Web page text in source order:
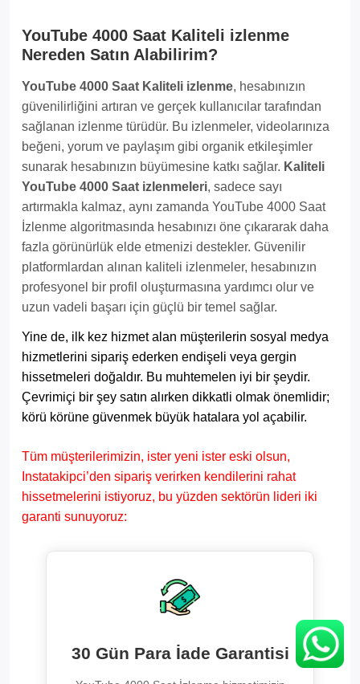
YouTube 4000 Saat Kaliteli izlenme
Nereden Satın Alabilirim?
YouTube 4000 Saat Kaliteli izlenme, hesabınızın
güvenilirliğini artıran ve gerçek kullanıcılar tarafından
sağlanan izlenme türüdür. Bu izlenmeler, videolarınıza
beğeni, yorum ve paylaşım gibi organik etkileşimler
sunarak hesabınızın büyümesine katkı sağlar. Kaliteli
YouTube 4000 Saat izlenmeleri, sadece sayı
artırmakla kalmaz, aynı zamanda YouTube 4000 Saat
İzlenme algoritmasında hesabınızı öne çıkararak daha
fazla görünürlük elde etmenizi destekler. Güvenilir
platformlardan alınan kaliteli izlenmeler, hesabınızın
profesyonel bir profil oluşturmasına yardımcı olur ve
uzun vadeli başarı için güçlü bir temel sağlar.
Yine de, ilk kez hizmet alan müşterilerin sosyal medya
hizmetlerini sipariş ederken endişeli veya gergin
hissetmeleri doğaldır. Bu muhtemelen iyi bir şeydir.
Çevrimiçi bir şey satın alırken dikkatli olmak önemlidir;
körü körüne güvenmek büyük hatalara yol açabilir.
Tüm müşterilerimizin, ister yeni ister eski olsun,
Instatakipci’den sipariş verirken kendilerini rahat
hissetmelerini istiyoruz, bu yüzden sektörün lideri iki
garanti sunuyoruz:
30 Gün Para İade Garantisi